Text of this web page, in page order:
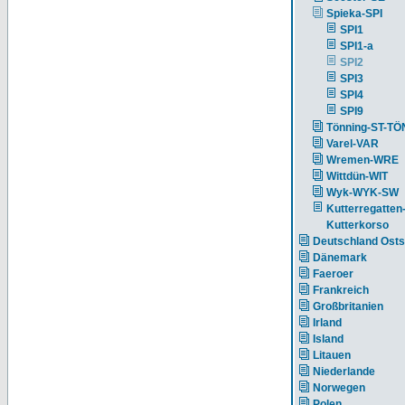
Spieka-SPI
SPI1
SPI1-a
SPI2
SPI3
SPI4
SPI9
Tönning-ST-
Varel-VAR
Wremen-WRE
Wittdün-WIT
Wyk-WYK-SW
Kutterregatten-
Kutterkorso
Deutschland
Dänemark
Faeroer
Frankreich
Großbritanien
Irland
Island
Litauen
Niederlande
Norwegen